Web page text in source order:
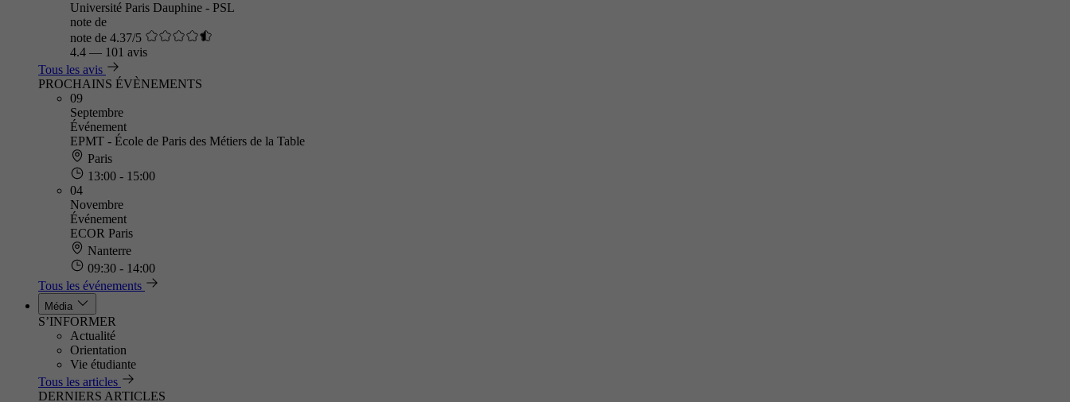
Université Paris Dauphine - PSL
note de
note de 4.37/5
4.4 — 101 avis
Tous les avis
PROCHAINS ÉVÈNEMENTS
09
Septembre
Événement
EPMT - École de Paris des Métiers de la Table
Paris
13:00 - 15:00
04
Novembre
Événement
ECOR Paris
Nanterre
09:30 - 14:00
Tous les événements
Média
S’INFORMER
Actualité
Orientation
Vie étudiante
Tous les articles
DERNIERS ARTICLES